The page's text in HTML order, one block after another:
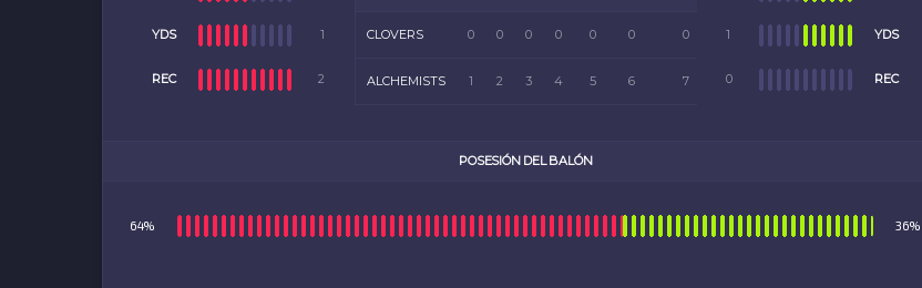
CLOVERS 0 0 0 0 0 0 0
ALCHEMISTS 1 2 3 4 5 6 7
YDS 1
REC 2
1 YDS
0 REC
POSESIÓN DEL BALÓN
64% 36%